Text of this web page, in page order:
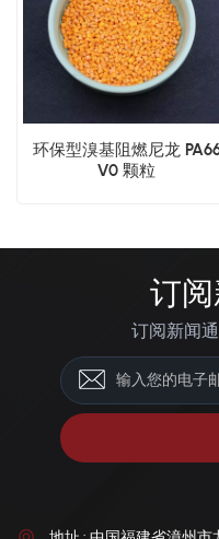
环保型溴基阻燃尼龙
V0 颗粒
订
订阅新闻